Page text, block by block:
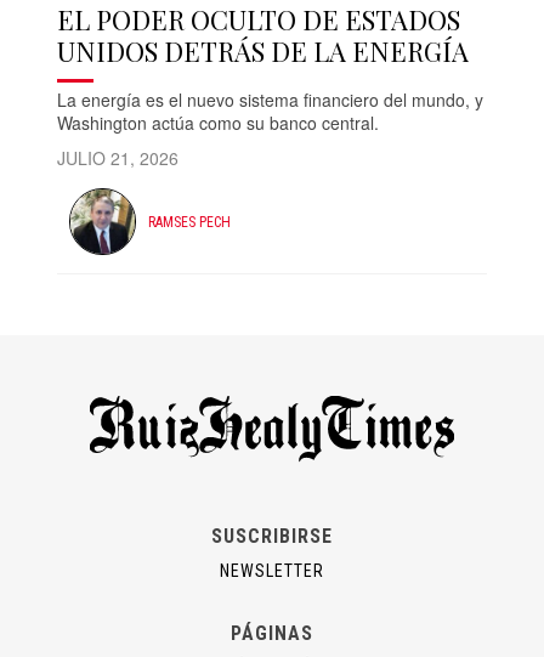
EL PODER OCULTO DE ESTADOS
UNIDOS DETRÁS DE LA ENERGÍA
La energía es el nuevo sistema financiero del mundo, y
Washington actúa como su banco central.
JULIO 21, 2026
RAMSES PECH
SUSCRIBIRSE
NEWSLETTER
PÁGINAS